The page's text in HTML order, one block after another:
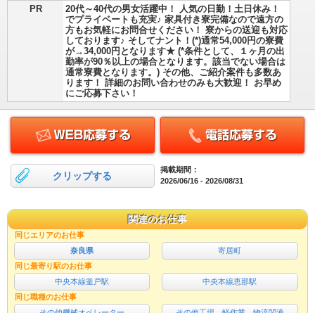
PR
20代～40代の男女活躍中！ 人気の日勤！土日休み！
でプライベートも充実♪ 家具付き寮完備なので遠方の
方もお気軽にお問合せください！ 寮からの送迎も対応
しております♪ そしてナント！(*)通常54,000円の寮費
が→34,000円となります★ (*条件として、１ヶ月の出
勤率が90％以上の場合となります。該当でない場合は
通常寮費となります。) その他、ご紹介案件も多数あ
ります！ 詳細のお問い合わせのみも大歓迎！ お早め
にご応募下さい！
クリップする
掲載期間：
2026/06/16 - 2026/08/31
関連のお仕事
同じエリアのお仕事
奈良県
寄居町
同じ最寄り駅のお仕事
中央本線釜戸駅
中央本線恵那駅
同じ職種のお仕事